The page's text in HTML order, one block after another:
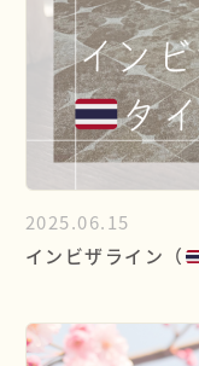
2025.06.15
インビザライン（